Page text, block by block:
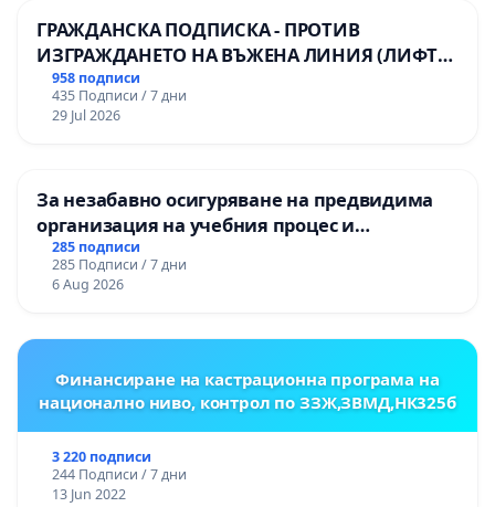
ГРАЖДАНСКА ПОДПИСКА - ПРОТИВ
ИЗГРАЖДАНЕТО НА ВЪЖЕНА ЛИНИЯ (ЛИФТ)
НА ТЕРИТОРИЯТА НА ПРИРОДНА
ЗАБЕЛЕЖИТЕЛНОСТ „ХЪЛМ НА
ОСВОБОДИТЕЛИТЕ“ (БУНАРДЖИК)
958 подписи
435 Подписи / 7 дни
29 Jul 2026
За незабавно осигуряване на предвидима
организация на учебния процес и
гарантиране на правото на равнопоставено
и качествено образование на учениците от
ОУ „Княз Александър I“ и Хуманитарна
285 подписи
285 Подписи / 7 дни
6 Aug 2026
Финансиране на кастрационна програма на
национално ниво, контрол по ЗЗЖ,ЗВМД,НК325б
3 220 подписи
244 Подписи / 7 дни
13 Jun 2022